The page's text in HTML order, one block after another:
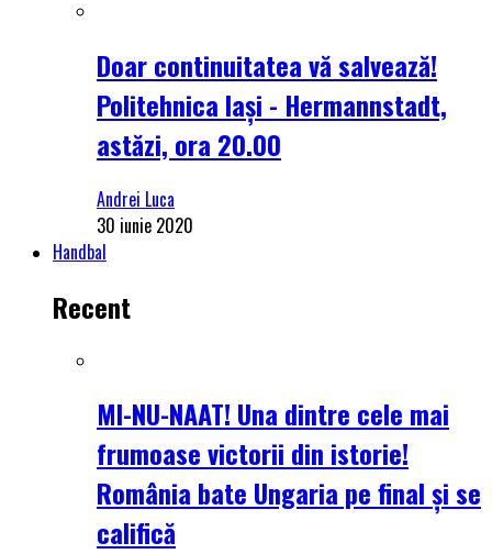
Doar continuitatea vă salvează!
Politehnica Iași - Hermannstadt,
astăzi, ora 20.00
Andrei Luca
30 iunie 2020
Handbal
Recent
MI-NU-NAAT! Una dintre cele mai
frumoase victorii din istorie!
România bate Ungaria pe final și se
califică